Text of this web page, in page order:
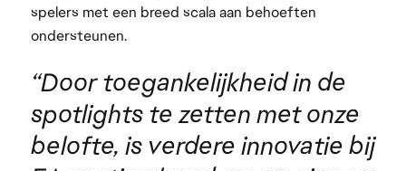
spelers met een breed scala aan behoeften
ondersteunen.
“Door toegankelijkheid in de
spotlights te zetten met onze
belofte, is verdere innovatie bij